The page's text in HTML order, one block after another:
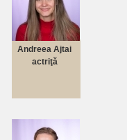
Andreea Ajtai
actriţă